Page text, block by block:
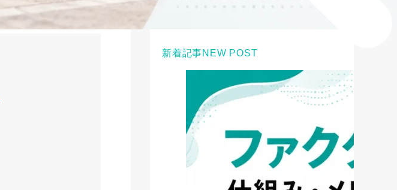
新着記事NEW POST